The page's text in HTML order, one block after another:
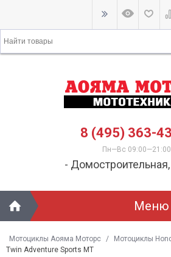
8 (495) 363-
Пн—Вс 09:00—21:00
- Домостроительная,
Меню
Мотоциклы Аояма Моторс / Мотоциклы
Twin Adventure Sports MT